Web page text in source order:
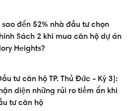
sao đến 52% nhà đầu tư chọn
Sách 2 khi mua căn hộ dự án
Heights?
tư căn hộ TP. Thủ Đức - Kỳ 3]:
diện những rủi ro tiềm ẩn khi
tư căn hộ